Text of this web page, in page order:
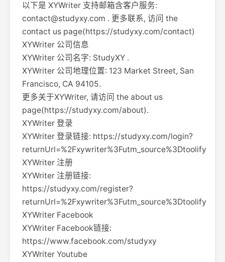
以下是 XYWriter 支持邮箱含客户服务:
contact@studyxy.com . 更多联系, 访问 the
contact us page(https://studyxy.com/contact)
XYWriter 公司信息
XYWriter 公司名字: StudyXY .
XYWriter 公司地理位置: 123 Market Street, San
Francisco, CA 94105.
更多关于XYWriter, 请访问 the about us
page(https://studyxy.com/about).
XYWriter 登录
XYWriter 登录链接: https://studyxy.com/login?
returnUrl=%2Fxywriter%3Futm_source%3Dtoolify
XYWriter 注册
XYWriter 注册链接:
https://studyxy.com/register?
returnUrl=%2Fxywriter%3Futm_source%3Dtoolify
XYWriter Facebook
XYWriter Facebook链接:
https://www.facebook.com/studyxy
XYWriter Youtube